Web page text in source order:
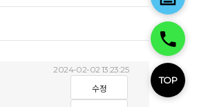
TOP
2024-02-02 13:23:25
수정